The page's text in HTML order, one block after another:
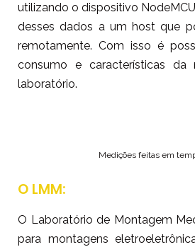
utilizando o dispositivo
desses dados a um host que
remotamente. Com isso é
consumo e características da
laboratório.
Medições feitas em
O LMM:
O Laboratório de Montagem
para montagens